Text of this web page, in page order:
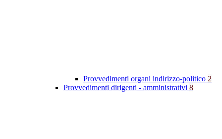
Provvedimenti organi indirizzo-politico 2
Provvedimenti dirigenti - amministrativi 8